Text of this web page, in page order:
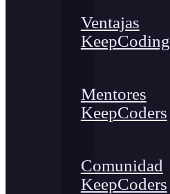
Ventajas
KeepCoding
Mentores
KeepCoders
Comunidad
KeepCoders